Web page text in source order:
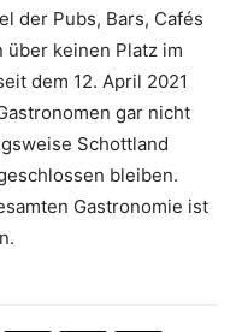
der Pubs, Bars, Cafés
über keinen Platz im
dem 12. April 2021
gar nicht
Schottland
bleiben.
Gastronomie ist